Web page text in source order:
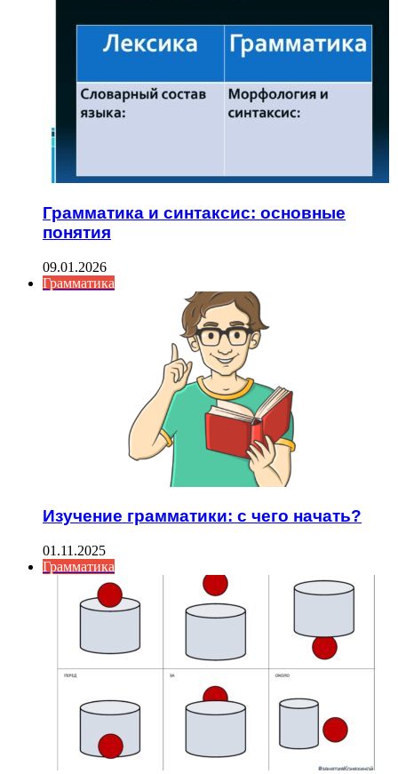
Грамматика и синтаксис: основные
понятия
09.01.2026
Грамматика
Изучение грамматики: с чего начать?
01.11.2025
Грамматика